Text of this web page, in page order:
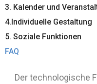
3. Kalender und
4.Individuelle Gestaltung
5. Soziale Funktionen
FAQ
Der technologische